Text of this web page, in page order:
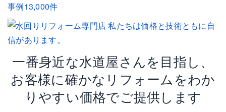
一番身近な水道屋さんを目指し、
お客様に確かなリフォームをわか
りやすい価格でご提供します